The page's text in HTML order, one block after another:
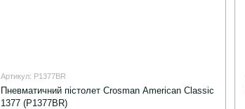
Артикул: P1377BR
Пневматичний пістолет Crosman American Classic
1377 (P1377BR)